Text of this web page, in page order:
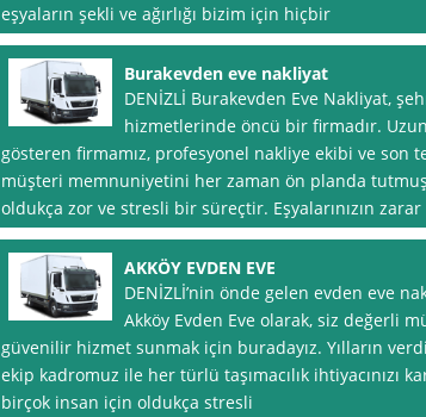
eşyaların şekli ve ağırlığı bizim için hiçbir
Burakevden eve nakliyat
DENİZLİ Burakevden Eve Nakliyat,
hizmetlerinde öncü bir firmadır.
gösteren firmamız, profesyonel nakliye ekibi ve son
müşteri memnuniyetini her zaman ön planda
oldukça zor ve stresli bir süreçtir. Eşyalarınızın zarar
AKKÖY EVDEN EVE
DENİZLİ’nin önde gelen evden eve
Akköy Evden Eve olarak, siz değerli
güvenilir hizmet sunmak için buradayız. Yılların
ekip kadromuz ile her türlü taşımacılık ihtiyacınızı
birçok insan için oldukça stresli